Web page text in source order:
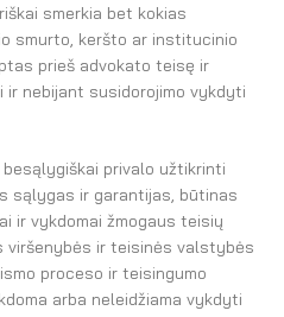
smerkia bet kokias
smurto, keršto ar institucinio
prieš advokato teisę ir
ir nebijant susidorojimo vykdyti
privalo užtikrinti
sąlygas ir garantijas, būtinas
ir vykdomai žmogaus teisių
viršenybės ir teisinės valstybės
proceso ir teisingumo
arba neleidžiama vykdyti